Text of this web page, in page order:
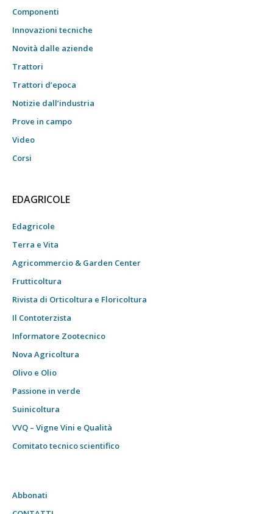
Componenti
Innovazioni tecniche
Novità dalle aziende
Trattori
Trattori d’epoca
Notizie dall’industria
Prove in campo
Video
Corsi
EDAGRICOLE
Edagricole
Terra e Vita
Agricommercio & Garden Center
Frutticoltura
Rivista di Orticoltura e Floricoltura
Il Contoterzista
Informatore Zootecnico
Nova Agricoltura
Olivo e Olio
Passione in verde
Suinicoltura
VVQ – Vigne Vini e Qualità
Comitato tecnico scientifico
Abbonati